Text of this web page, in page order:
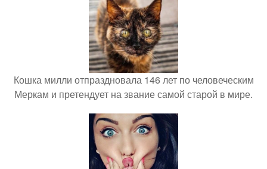
Кошка милли отпраздновала 146 лет по человеческим
Меркам и претендует на звание самой старой в мире.